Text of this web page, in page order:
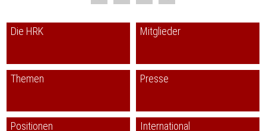
Die HRK Mitglieder
Themen Presse
Positionen International